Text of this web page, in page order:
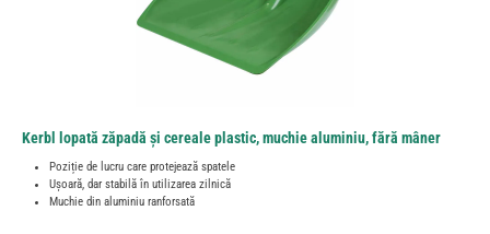
Kerbl lopată zăpadă și cereale plastic, muchie aluminiu, fără mâner
Poziție de lucru care protejează spatele
Ușoară, dar stabilă în utilizarea zilnică
Muchie din aluminiu ranforsată